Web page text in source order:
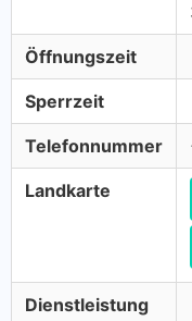
Öffnungszeit
Sperrzeit
Telefonnummer
Landkarte
Dienstleistung